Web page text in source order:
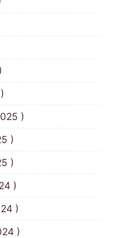
)
)
)
)
)
)